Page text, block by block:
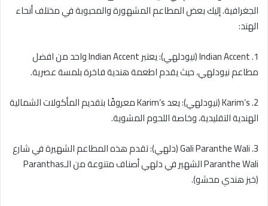
الجغرافية. إليك بعض المطاعم المشهورة والمحبوبة في مختلف أنحاء
الهند:
1. Indian Accent (نيودلهي): يعتبر Indian Accent واحد من افضل
مطاعم نيودلهي، حيث يقدم اطعمة هندية فاخرة بلمسة عصرية.
2. Karim’s (نيودلهي): يعد Karim’s معروفًا بتقديم المأكولات الشمالية
الهندية التقليدية، وخاصة اللحوم المشوية.
3. Gali Paranthe Wali (دلهي): تقدم هذه المطاعم الشهيرة في شارع
Paranthe Wali الشهير في دلهي أصناف متنوعة من الـParanthas
(خبز هندي محشو).